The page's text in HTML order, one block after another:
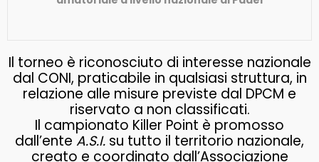
Il torneo è riconosciuto di interesse nazionale
dal CONI, praticabile in qualsiasi struttura, in
relazione alle misure previste dal DPCM e
riservato a non classificati.
Il campionato Killer Point è promosso
dall’ente A.S.I. su tutto il territorio nazionale,
creato e coordinato dall’Associazione